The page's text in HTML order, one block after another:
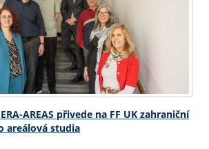
AREAS přivede na FF UK zahraniční
areálová studia